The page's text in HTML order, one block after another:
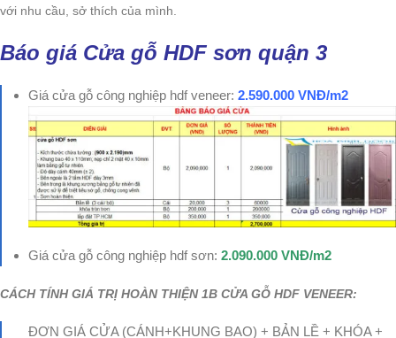
với nhu cầu, sở thích của mình.
Báo giá Cửa gỗ HDF sơn quận 3
Giá cửa gỗ công nghiệp hdf veneer: 2.590.000 VNĐ/m2
Giá cửa gỗ công nghiệp hdf sơn: 2.090.000 VNĐ/m2
CÁCH TÍNH GIÁ TRỊ HOÀN THIỆN 1B CỬA GỖ HDF VENEER:
ĐƠN GIÁ CỬA (CÁNH+KHUNG BAO) + BẢN LỀ + KHÓA +